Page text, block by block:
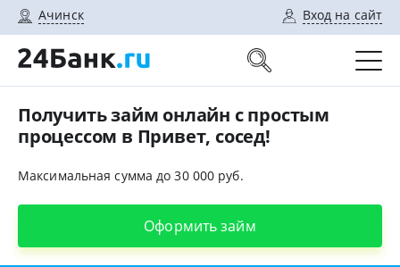
Ачинск Вход на сайт
Получить займ онлайн с простым
процессом в Привет, сосед!
Максимальная сумма до 30 000 руб.
Оформить займ